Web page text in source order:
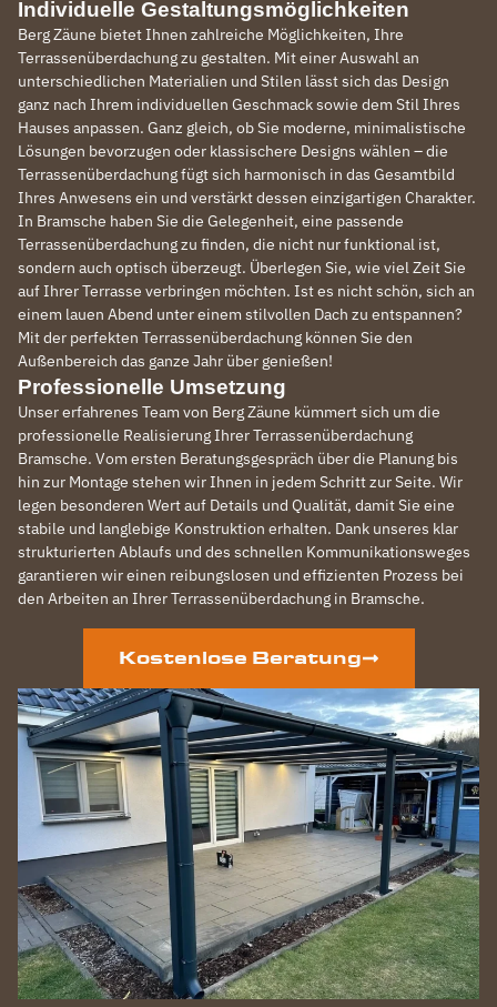
Individuelle Gestaltungsmöglichkeiten
Berg Zäune bietet Ihnen zahlreiche Möglichkeiten, Ihre
Terrassenüberdachung zu gestalten. Mit einer Auswahl an
unterschiedlichen Materialien und Stilen lässt sich das Design
ganz nach Ihrem individuellen Geschmack sowie dem Stil Ihres
Hauses anpassen. Ganz gleich, ob Sie moderne, minimalistische
Lösungen bevorzugen oder klassischere Designs wählen – die
Terrassenüberdachung fügt sich harmonisch in das Gesamtbild
Ihres Anwesens ein und verstärkt dessen einzigartigen Charakter.
In Bramsche haben Sie die Gelegenheit, eine passende
Terrassenüberdachung zu finden, die nicht nur funktional ist,
sondern auch optisch überzeugt. Überlegen Sie, wie viel Zeit Sie
auf Ihrer Terrasse verbringen möchten. Ist es nicht schön, sich an
einem lauen Abend unter einem stilvollen Dach zu entspannen?
Mit der perfekten Terrassenüberdachung können Sie den
Außenbereich das ganze Jahr über genießen!
Professionelle Umsetzung
Unser erfahrenes Team von Berg Zäune kümmert sich um die
professionelle Realisierung Ihrer Terrassenüberdachung
Bramsche. Vom ersten Beratungsgespräch über die Planung bis
hin zur Montage stehen wir Ihnen in jedem Schritt zur Seite. Wir
legen besonderen Wert auf Details und Qualität, damit Sie eine
stabile und langlebige Konstruktion erhalten. Dank unseres klar
strukturierten Ablaufs und des schnellen Kommunikationsweges
garantieren wir einen reibungslosen und effizienten Prozess bei
den Arbeiten an Ihrer Terrassenüberdachung in Bramsche.
Kostenlose Beratung